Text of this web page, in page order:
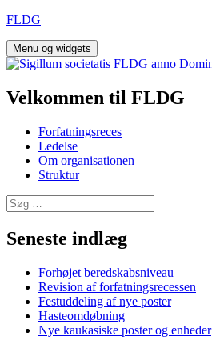
Hop
indhold
FLDG
Menu og widgets
Velkommen til FLDG
Forfatningsreces
Ledelse
Om organisationen
Struktur
Søg
efter:
Seneste indlæg
Forhøjet beredskabsniveau
Revision af forfatningsrecessen
Festuddeling af nye poster
Hasteomdøbning
Nye kaukasiske poster og enheder